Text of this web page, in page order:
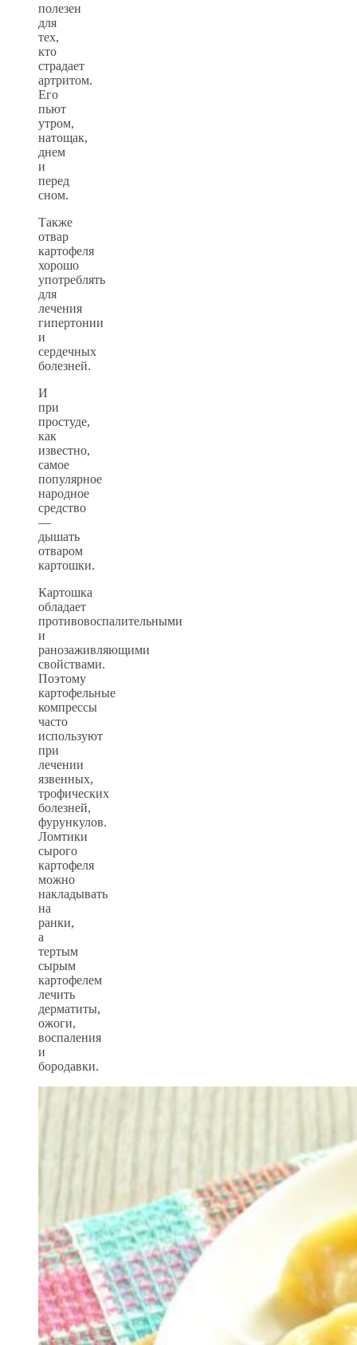
полезен
для
тех,
кто
страдает
артритом.
Его
пьют
утром,
натощак,
днем
и
перед
сном.
Также
отвар
картофеля
хорошо
употреблять
для
лечения
гипертонии
и
сердечных
болезней.
И
при
простуде,
как
известно,
самое
популярное
народное
средство
—
дышать
отваром
картошки.
Картошка
обладает
противовоспалительными
и
ранозаживляющими
свойствами.
Поэтому
картофельные
компрессы
часто
используют
при
лечении
язвенных,
трофических
болезней,
фурункулов.
Ломтики
сырого
картофеля
можно
накладывать
на
ранки,
а
тертым
сырым
картофелем
лечить
дерматиты,
ожоги,
воспаления
и
бородавки.